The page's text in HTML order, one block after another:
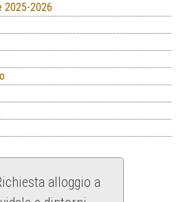
2025-2026
alloggio a